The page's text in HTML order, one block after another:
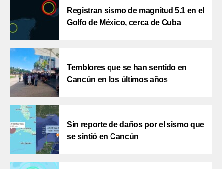
Registran sismo de magnitud 5.1 en el
Golfo de México, cerca de Cuba
Temblores que se han sentido en
Cancún en los últimos años
Sin reporte de daños por el sismo que
se sintió en Cancún